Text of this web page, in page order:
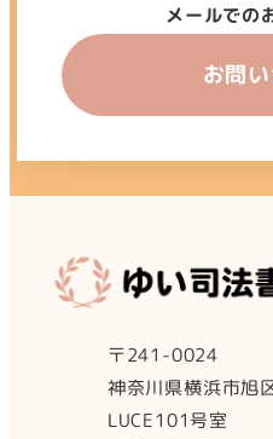
メールでの
お問
〒241-0024
神奈川県横浜市旭
LUCE101号室